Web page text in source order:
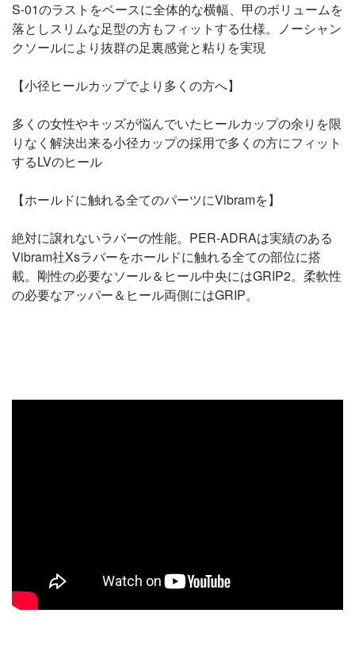
S-01のラストをベースに全体的な横幅、甲のボリュームを
落としスリムな足型の方もフィットする仕様。ノーシャン
クソールにより抜群の足裏感覚と粘りを実現
【小径ヒールカップでより多くの方へ】
多くの女性やキッズが悩んでいたヒールカップの余りを限
りなく解決出来る小径カップの採用で多くの方にフィット
するLVのヒール
【ホールドに触れる全てのパーツにVibramを】
絶対に譲れないラバーの性能。PER-ADRAは実績のある
Vibram社Xsラバーをホールドに触れる全ての部位に搭
載。剛性の必要なソール＆ヒール中央にはGRIP2。柔軟性
の必要なアッパー＆ヒール両側にはGRIP。